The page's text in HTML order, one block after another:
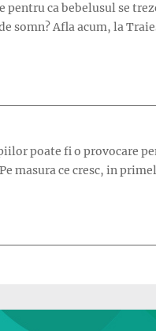
ca bebelusul se
somn? Afla acum, la
poate fi o provocare
masura ce cresc, in